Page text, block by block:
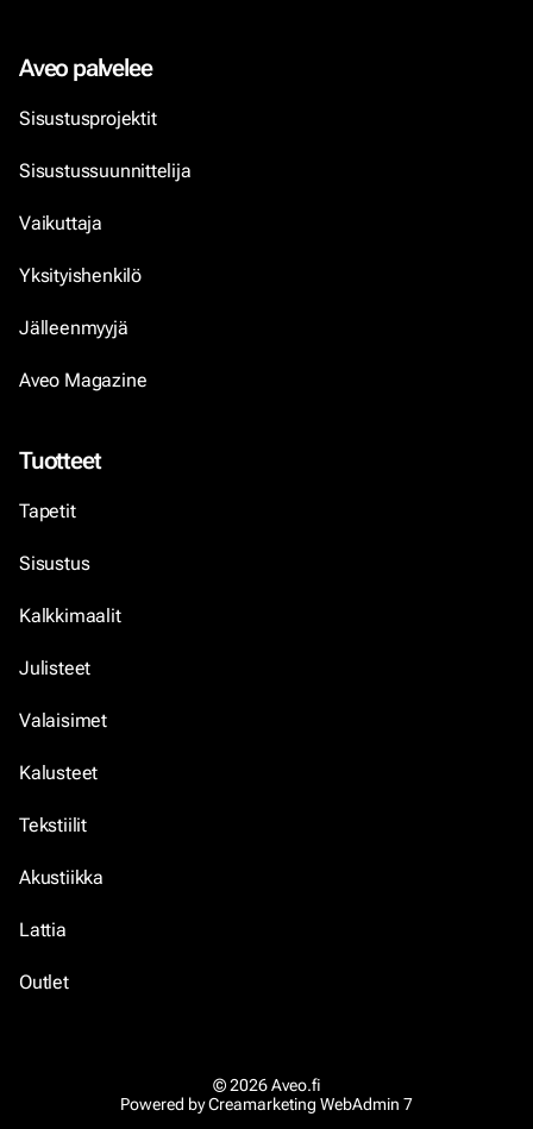
Aveo palvelee
Sisustusprojektit
Sisustussuunnittelija
Vaikuttaja
Yksityishenkilö
Jälleenmyyjä
Aveo Magazine
Tuotteet
Tapetit
Sisustus
Kalkkimaalit
Julisteet
Valaisimet
Kalusteet
Tekstiilit
Akustiikka
Lattia
Outlet
© 2026 Aveo.fi
Powered byCreamarketing WebAdmin 7